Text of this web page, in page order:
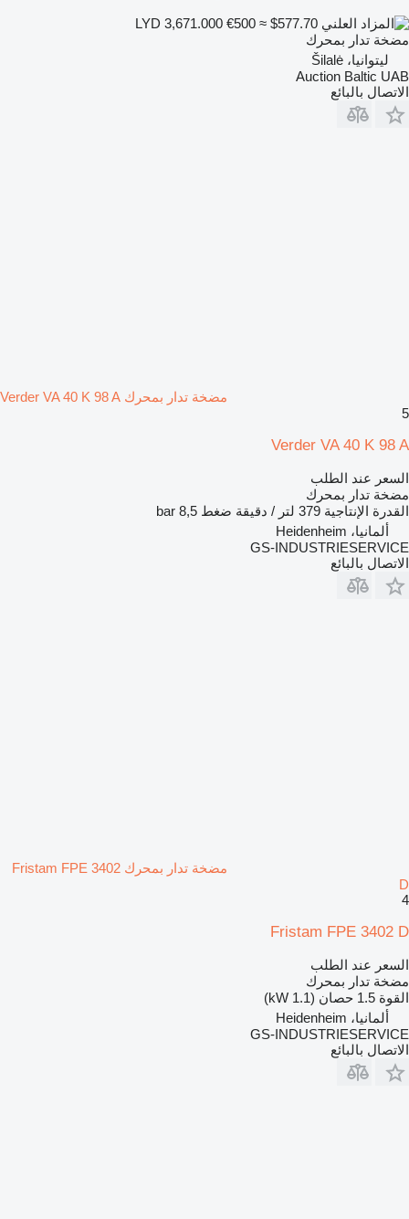
€500 ≈ $577.70
مضخة تدار بمحرك
ليتوانيا، Šilalė
Auction Baltic UAB
الاتصال بالبائع
مضخة تدار بمحرك Verder VA 40 K 98 A
5
Verder VA 40 K 98 A
السعر عند الطلب
مضخة تدار بمحرك
القدرة الإنتاجية 379 لتر / دقيقة ضغط 8,5 bar
ألمانيا، Heidenheim
GS-INDUSTRIESERVICE
الاتصال بالبائع
مضخة تدار بمحرك Fristam FPE 3402
D
4
Fristam FPE 3402 D
السعر عند الطلب
مضخة تدار بمحرك
القوة 1.5 حصان (1.1 kW)
ألمانيا، Heidenheim
GS-INDUSTRIESERVICE
الاتصال بالبائع